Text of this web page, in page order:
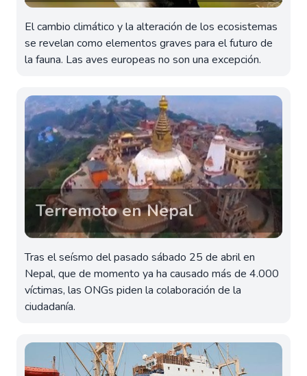
El cambio climático y la alteración de los ecosistemas
se revelan como elementos graves para el futuro de
la fauna. Las aves europeas no son una excepción.
Terremoto en Nepal
Tras el seísmo del pasado sábado 25 de abril en
Nepal, que de momento ya ha causado más de 4.000
víctimas, las ONGs piden la colaboración de la
ciudadanía.